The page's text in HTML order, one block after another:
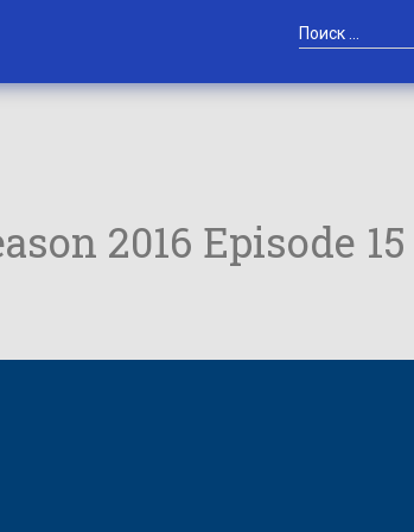
2016 Episode